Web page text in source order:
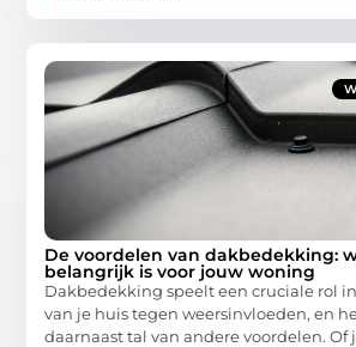
De voordelen van dakbedekking:
belangrijk is voor jouw woning
Dakbedekking speelt een cruciale rol
van je huis tegen weersinvloeden, en
daarnaast tal van andere voordelen. Of